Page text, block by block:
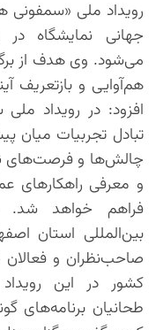
جهانی نمایشگاه‌ در
می‌شود. وی هدف از
هم‌آوایی و بازتعریف
افزود: در رویداد
تبادل تجربیات میان
چالش‌ها و فرصت‌های
و معرفی راهکارهای
فراهم خواهد شد.
بین‌المللی استان
صاحب‌نظران و
کشور در این
طحانیان برنامه‌های